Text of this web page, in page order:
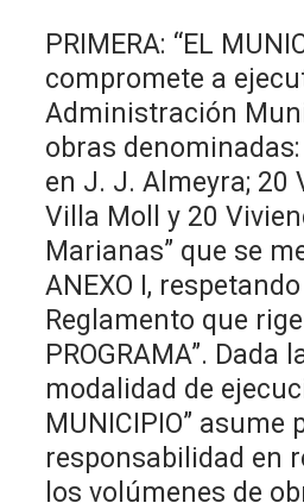
PRIMERA: “EL
compromete a
Administración
obras
en J. J. Almeyra; 20
Villa Moll y 20
Marianas” que se
ANEXO I,
Reglamento que rige
PROGRAMA”. Dada
modalidad de
MUNICIPIO” asume
responsabilidad en
los volúmenes de